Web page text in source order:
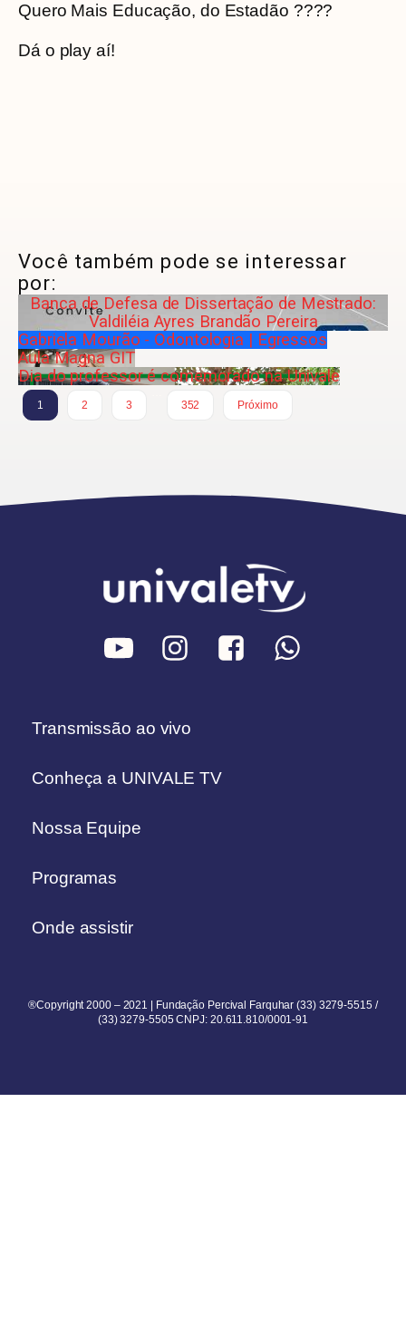
Quero Mais Educação, do Estadão ??‍??
Dá o play aí!
Você também pode se interessar
por:
Banca de Defesa de Dissertação de Mestrado:
Valdiléia Ayres Brandão Pereira
Gabriela Mourão - Odontologia | Egressos
Aula Magna GIT
Dia do professor é comemorado na Univale
1 2 3
352
Próximo
Transmissão ao vivo
Conheça a UNIVALE TV
Nossa Equipe
Programas
Onde assistir
®Copyright 2000 – 2021 | Fundação Percival Farquhar (33) 3279-5515 /
(33) 3279-5505 CNPJ: 20.611.810/0001-91